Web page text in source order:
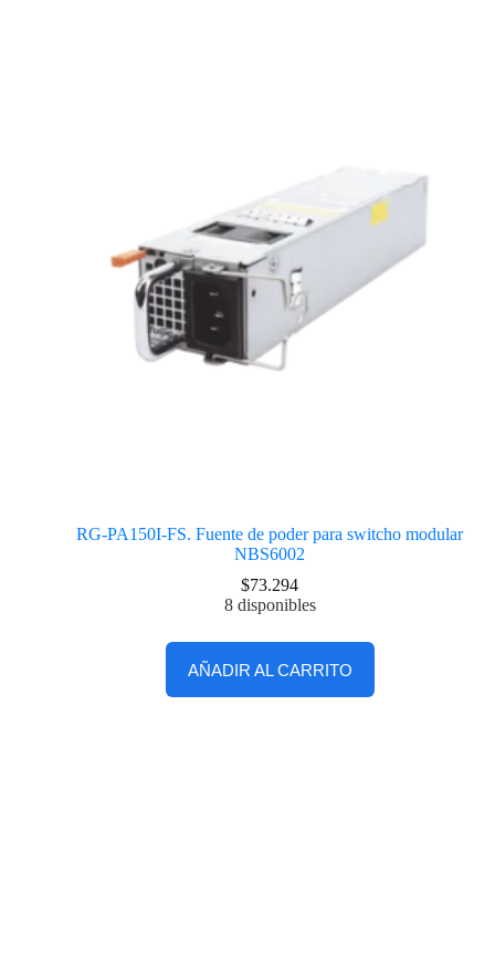
RG-PA150I-FS. Fuente de poder para switcho modular
NBS6002
$73.294
8 disponibles
AÑADIR AL CARRITO